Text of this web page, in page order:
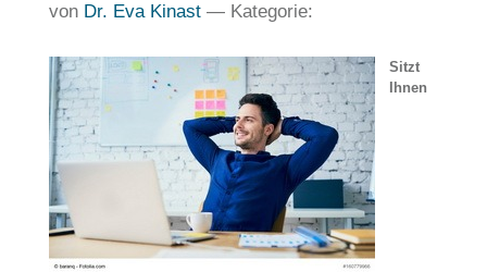
von Dr. Eva Kinast— Kategorie:
Sitzt
Ihnen